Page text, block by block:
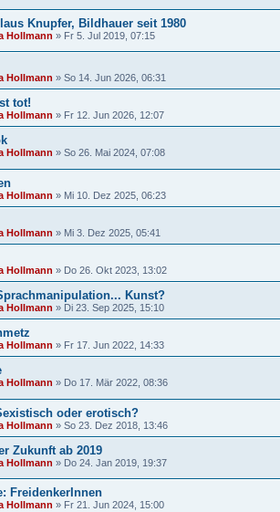
Knupfer, Bildhauer seit 1980
Hollmann » Fr 5. Jul 2019, 07:15
Hollmann » So 14. Jun 2026, 06:31
tot!
Hollmann » Fr 12. Jun 2026, 12:07
Hollmann » So 26. Mai 2024, 07:08
Hollmann » Mi 10. Dez 2025, 06:23
Hollmann » Mi 3. Dez 2025, 05:41
Hollmann » Do 26. Okt 2023, 13:02
Kunst?
Hollmann » Di 23. Sep 2025, 15:10
Hollmann » Fr 17. Jun 2022, 14:33
Hollmann » Do 17. Mär 2022, 08:36
oder erotisch?
Hollmann » So 23. Dez 2018, 13:46
Zukunft ab 2019
Hollmann » Do 24. Jan 2019, 19:37
FreidenkerInnen
Hollmann » Fr 21. Jun 2024, 15:00